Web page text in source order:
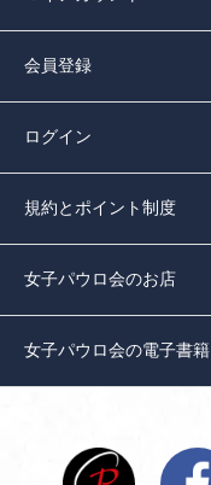
会員登録
ログイン
規約とポイント制度
女子パウロ会のお店
女子パウロ会の電子書籍